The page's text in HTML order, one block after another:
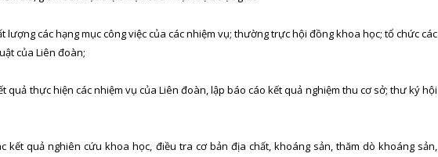
lượng các hạng mục công việc của các nhiệm vụ; thường trực hội đồng khoa học; tổ chức các
của Liên đoàn;
quả thực hiện các nhiệm vụ của Liên đoàn, lập báo cáo kết quả nghiệm thu cơ sở; thư ký hội
kết quả nghiên cứu khoa học, điều tra cơ bản địa chất, khoáng sản, thăm dò khoáng sản,